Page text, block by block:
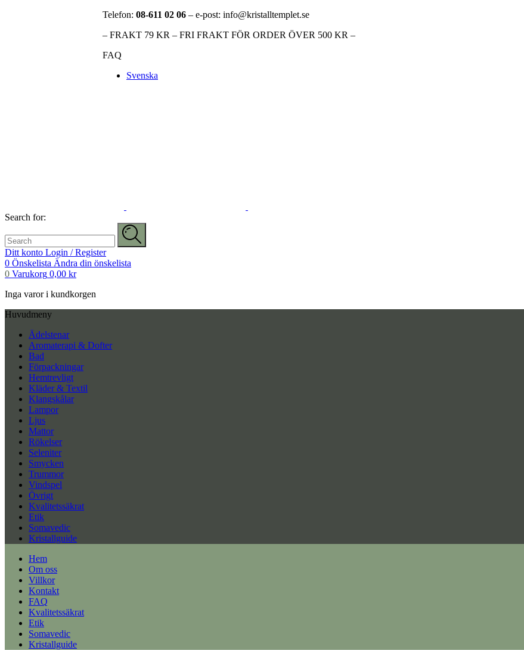
Telefon: 08-611 02 06 – e-post: info@kristalltemplet.se
– FRAKT 79 KR – FRI FRAKT FÖR ORDER ÖVER 500 KR –
FAQ
Svenska
Search for:
Ditt konto Login / Register
0 Önskelista Ändra din önskelista
0 Varukorg 0,00 kr
Inga varor i kundkorgen
Huvudmeny
Ädelstenar
Aromaterapi & Dofter
Bad
Förpackningar
Hemtrevligt
Kläder & Textil
Klangskålar
Lampor
Ljus
Mattor
Rökelser
Seleniter
Smycken
Trummor
Vindspel
Övrigt
Kvalitetssäkrat
Etik
Somavedic
Kristallguide
Hem
Om oss
Villkor
Kontakt
FAQ
Kvalitetssäkrat
Etik
Somavedic
Kristallguide